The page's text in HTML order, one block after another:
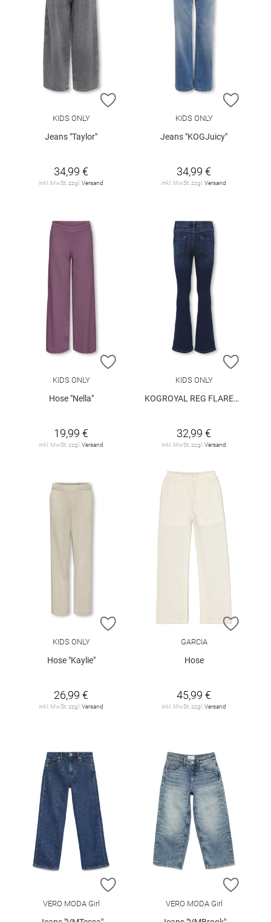
ZUR WUNSCHLISTE HINZUFÜGEN
KIDS ONLY
Jeans "Taylor"
34,99 €
inkl. MwSt. zzgl. Versand
ZUR
KIDS ONLY
Jeans "KOGJuicy"
34,99 €
inkl. MwSt. zzgl. Versand
ZUR WUNSCHLISTE HINZUFÜGEN
KIDS ONLY
Hose "Nella"
19,99 €
inkl. MwSt. zzgl. Versand
ZUR
KIDS ONLY
KOGROYAL REG FLARED DNM PIM0237 NOOS
32,99 €
inkl. MwSt. zzgl. Versand
ZUR WUNSCHLISTE HINZUFÜGEN
KIDS ONLY
Hose "Kaylie"
26,99 €
inkl. MwSt. zzgl. Versand
ZUR
GARCIA
Hose
45,99 €
inkl. MwSt. zzgl. Versand
ZUR WUNSCHLISTE HINZUFÜGEN
VERO MODA Girl
ZUR
VERO MODA Girl